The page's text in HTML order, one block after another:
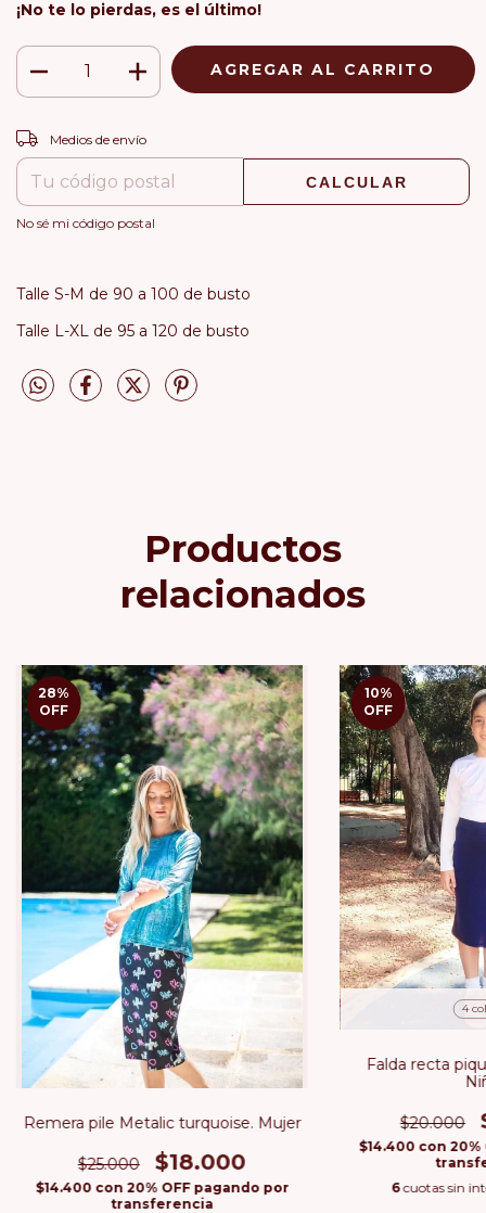
¡No te lo pierdas, es el último!
Entregas para el CP:
Medios de envío
CALCULAR
No sé mi código postal
Talle S-M de 90 a 100 de busto
Talle L-XL de 95 a 120 de busto
Productos
relacionados
28%
OFF
Remera pile Metalic turquoise. Mujer
$25.000 $18.000
$14.400 con 20% OFF pagando por
transferencia
10%
OFF
4
Falda recta
$20.000
$14.400 con 20%
6 cuotas sin